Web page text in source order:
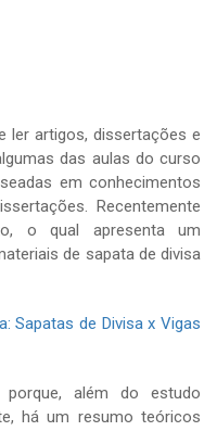
ler artigos, dissertações e
das aulas do curso
em conhecimentos
Recentemente
o qual apresenta um
de sapata de divisa
Sapatas de Divisa x Vigas
além do estudo
há um resumo teóricos